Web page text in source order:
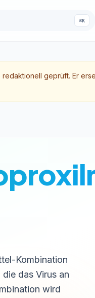
⌘K
geprüft. Er
Kombination
das Virus an
wird